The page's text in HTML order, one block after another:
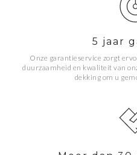
5 jaar
Onze garantieservice zorgt
duurzaamheid en kwaliteit van
dekking om u